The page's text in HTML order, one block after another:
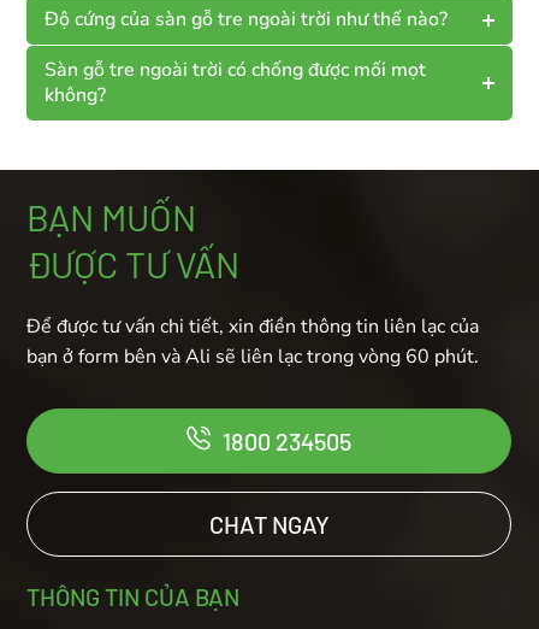
Độ cứng của sàn gỗ tre ngoài trời như thế nào?
Sàn gỗ tre ngoài trời có chống được mối mọt
không?
BẠN MUỐN
ĐƯỢC TƯ VẤN
Để được tư vấn chi tiết, xin điền thông tin liên lạc của
bạn ở form bên và Ali sẽ liên lạc trong vòng 60 phút.
1800 234505
CHAT NGAY
THÔNG TIN CỦA BẠN